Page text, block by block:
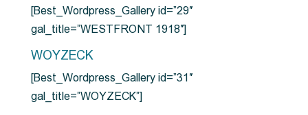
[Best_Wordpress_Gallery id=”29″
gal_title=”WESTFRONT 1918″]
WOYZECK
[Best_Wordpress_Gallery id=”31″
gal_title=”WOYZECK”]